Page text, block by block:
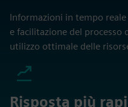
Informazioni in tempo
e facilitazione del processo
utilizzo ottimale delle
Risposta più